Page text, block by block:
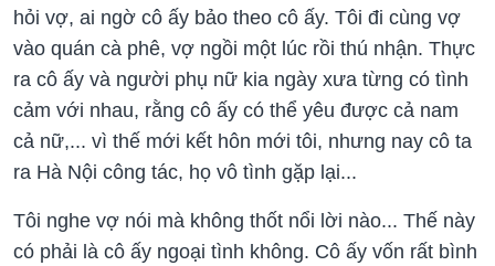
hỏi vợ, ai ngờ cô ấy bảo theo cô ấy. Tôi đi cùng vợ
vào quán cà phê, vợ ngồi một lúc rồi thú nhận. Thực
ra cô ấy và người phụ nữ kia ngày xưa từng có tình
cảm với nhau, rằng cô ấy có thể yêu được cả nam
cả nữ,... vì thế mới kết hôn mới tôi, nhưng nay cô ta
ra Hà Nội công tác, họ vô tình gặp lại...
Tôi nghe vợ nói mà không thốt nổi lời nào... Thế này
có phải là cô ấy ngoại tình không. Cô ấy vốn rất bình